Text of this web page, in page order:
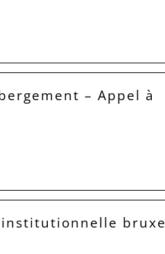
– Appel à